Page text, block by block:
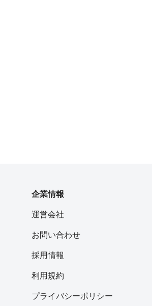
企業情報
運営会社
お問い合わせ
採用情報
利用規約
プライバシーポリシー